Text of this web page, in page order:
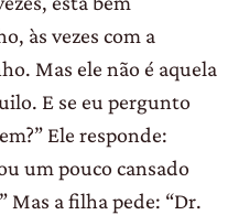
às vezes com a
Mas ele não é aquela
E se eu pergunto
Ele responde:
um pouco cansado
Mas a filha pede: “Dr.